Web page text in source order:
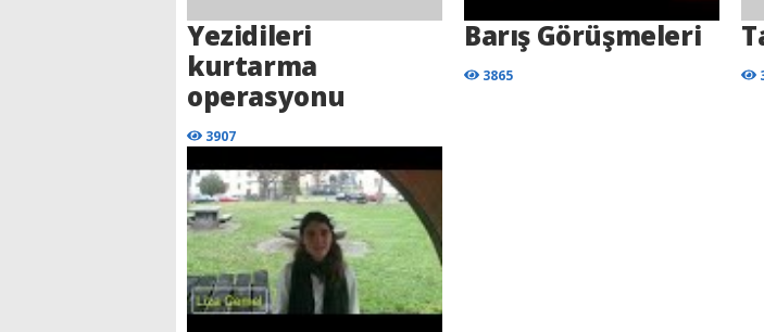
Yezidileri
kurtarma
operasyonu
3907
Barış Görüşmeleri
3865